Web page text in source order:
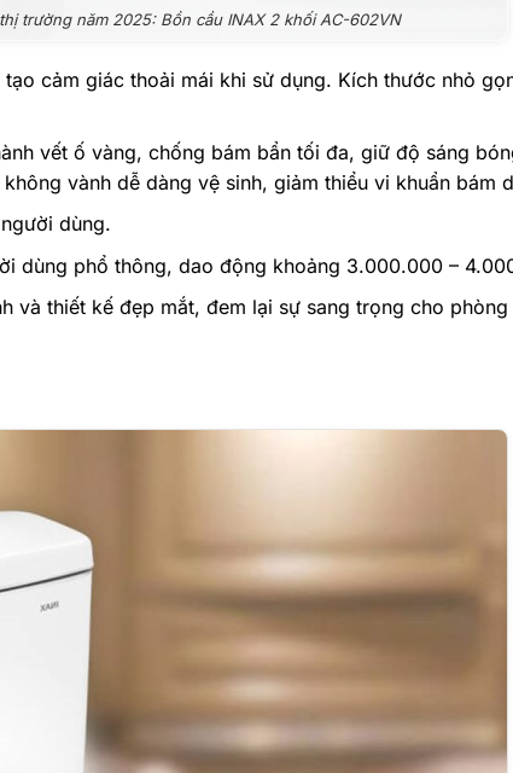
trường năm 2025: Bồn cầu INAX 2 khối AC-602VN
cảm giác thoải mái khi sử dụng. Kích thước nhỏ
vết ố vàng, chống bám bẩn tối đa, giữ độ sáng
vành dễ dàng vệ sinh, giảm thiểu vi khuẩn bám
dùng.
dùng phổ thông, dao động khoảng 3.000.000 –
và thiết kế đẹp mắt, đem lại sự sang trọng cho